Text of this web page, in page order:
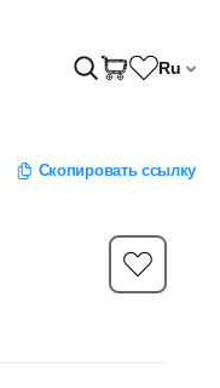
Ru
Скопировать ссылку